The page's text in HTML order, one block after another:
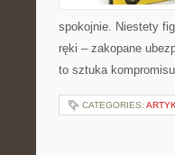
spokojnie. Niestety
ręki – zakopane
to sztuka
CATEGORIES: